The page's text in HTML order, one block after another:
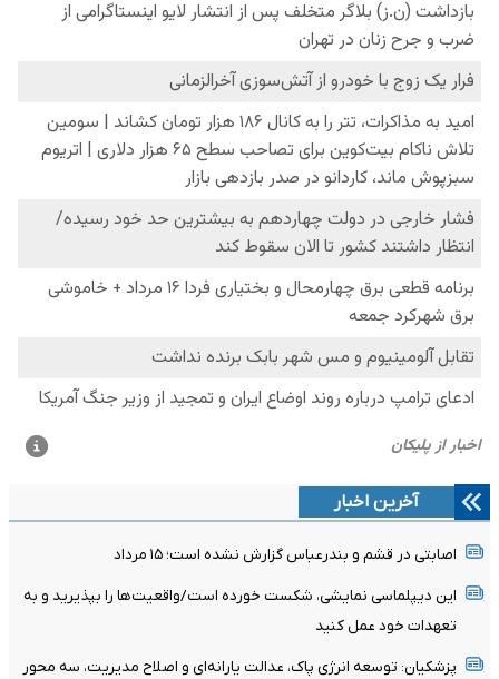
آخرین اخبار
اصابتی در قشم و بندرعباس گزارش نشده است؛ ۱۵ مرداد
این دیپلماسی نمایشی، شکست خورده است/واقعیت‌ها را بپذیرید و به
تعهدات خود عمل کنید
پزشکیان: توسعه انرژی پاک، عدالت یارانه‌ای و اصلاح مدیریت، سه محور